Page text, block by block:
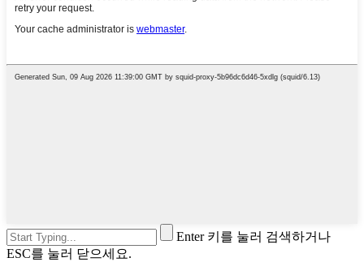
Enter 키를 눌러 검색하거나
ESC를 눌러 닫으세요.